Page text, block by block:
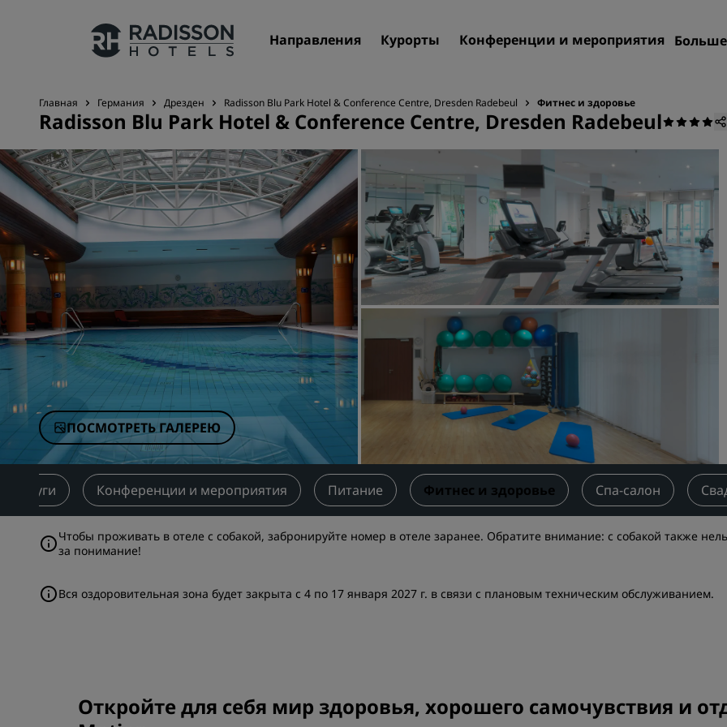
Направления Курорты Конференции и мероприятия Больше
Мои
Наши бренды
Бренды Radisson Hotels
Аффилированные бренды в Китае
Поиск отеля
Направления
Курорты
Апартаменты с
Отели при аэропорте
Новые и будущие отели
Конференции и
Откройте для себя
Запросить ценовое
предложение
Направления для
мероприятий
Отраслевые решения
Найти рейсы
Цифровые услуги
Главная Германия Дрезден Radisson Blu Park Hotel & Conference Centre, Dresden Radebeul Фитнес и здоровье
Radisson Blu Park Hotel & Conference Centre, Dresden Radebeul
ПОСМОТРЕТЬ ГАЛЕРЕЮ
Услуги Конференции и мероприятия Питание Фитнес и здоровье Спа-салон
Чтобы проживать в отеле с собакой, забронируйте номер в отеле заранее. Обратите внимание: с собакой также
за понимание!
Вся оздоровительная зона будет закрыта с 4 по 17 января 2027 г. в связи с плановым техническим обслуживанием.
Откройте для себя мир здоровья, хорошего самочувствия и